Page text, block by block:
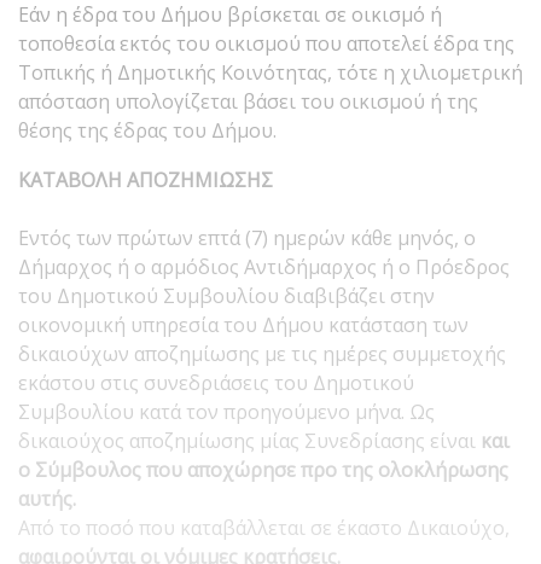
Εάν η έδρα του Δήμου βρίσκεται σε οικισμό ή
τοποθεσία εκτός του οικισμού που αποτελεί έδρα της
Τοπικής ή Δημοτικής Κοινότητας, τότε η χιλιομετρική
απόσταση υπολογίζεται βάσει του οικισμού ή της
θέσης της έδρας του Δήμου.
ΚΑΤΑΒΟΛΗ ΑΠΟΖΗΜΙΩΣΗΣ
Εντός των πρώτων επτά (7) ημερών κάθε μηνός, ο
Δήμαρχος ή ο αρμόδιος Αντιδήμαρχος ή ο Πρόεδρος
του Δημοτικού Συμβουλίου διαβιβάζει στην
οικονομική υπηρεσία του Δήμου κατάσταση των
δικαιούχων αποζημίωσης με τις ημέρες συμμετοχής
εκάστου στις συνεδριάσεις του Δημοτικού
Συμβουλίου κατά τον προηγούμενο μήνα. Ως
δικαιούχος αποζημίωσης μίας Συνεδρίασης είναι και
ο Σύμβουλος που αποχώρησε προ της ολοκλήρωσης
αυτής.
Από το ποσό που καταβάλλεται σε έκαστο Δικαιούχο,
αφαιρούνται οι νόμιμες κρατήσεις.